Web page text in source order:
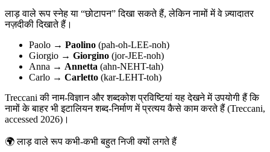
लाड़ वाले रूप स्नेह या “छोटापन” दिखा सकते हैं, लेकिन नामों में वे ज़्यादातर
नज़दीकी दिखाते हैं।
Paolo → Paolino (pah-oh-LEE-noh)
Giorgio → Giorgino (jor-JEE-noh)
Anna → Annetta (ahn-NEHT-tah)
Carlo → Carletto (kar-LEHT-toh)
Treccani की नाम-विज्ञान और शब्दकोश प्रविष्टियां यह देखने में उपयोगी हैं कि
नामों के बाहर भी इटालियन शब्द-निर्माण में प्रत्यय कैसे काम करते हैं (Treccani,
accessed 2026)।
🌍लाड़ वाले रूप कभी-कभी बहुत निजी क्यों लगते हैं